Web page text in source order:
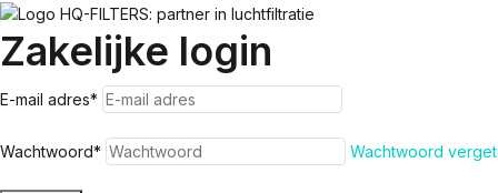
Zakelijke login
E-mail adres*
Wachtwoord* Wachtwoord